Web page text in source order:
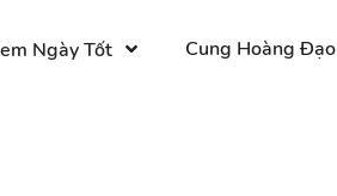
Ngày Tốt Cung Hoàng Đạo